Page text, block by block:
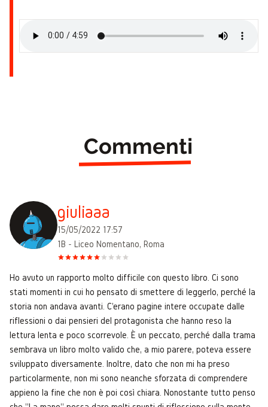
Commenti
giuliaaa
15/05/2022 17:57
1B - Liceo Nomentano, Roma
Ho avuto un rapporto molto difficile con questo libro. Ci sono
stati momenti in cui ho pensato di smettere di leggerlo, perché la
storia non andava avanti. C'erano pagine intere occupate dalle
riflessioni o dai pensieri del protagonista che hanno reso la
lettura lenta e poco scorrevole. È un peccato, perché dalla trama
sembrava un libro molto valido che, a mio parere, poteva essere
sviluppato diversamente. Inoltre, dato che non mi ha preso
particolarmente, non mi sono neanche sforzata di comprendere
appieno la fine che non è poi così chiara. Nonostante tutto penso